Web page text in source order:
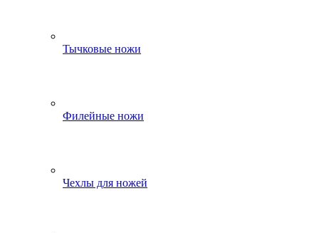
Тычковые ножи
Филейные ножи
Чехлы для ножей